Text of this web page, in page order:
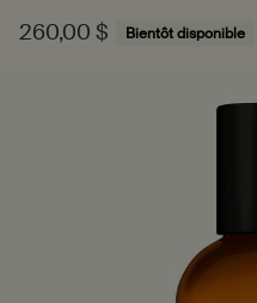
260,00 $ Bientôt disponible